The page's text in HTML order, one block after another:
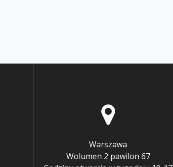
Warszawa
Wolumen 2 pawilon 67